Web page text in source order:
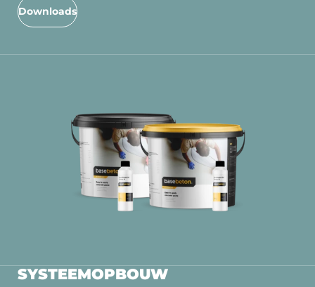
Downloads
SYSTEEMOPBOUW